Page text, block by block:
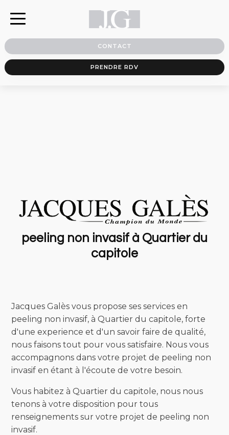
CONTACT
PRENDRE RDV
peeling non invasif à Quartier du
capitole
Jacques Galès vous propose ses services en
peeling non invasif, à Quartier du capitole, forte
d'une experience et d'un savoir faire de qualité,
nous faisons tout pour vous satisfaire. Nous vous
accompagnons dans votre projet de peeling non
invasif en étant à l'écoute de votre besoin.
Vous habitez à Quartier du capitole, nous nous
tenons à votre disposition pour tous
renseignements sur votre projet de peeling non
invasif.